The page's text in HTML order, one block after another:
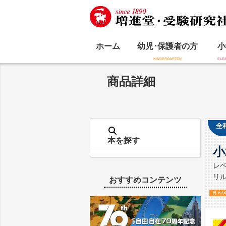
ホーム 幼児･保護者の方
商品詳細
本を探す
おすすめコンテンツ
全
レ
リ
日々の